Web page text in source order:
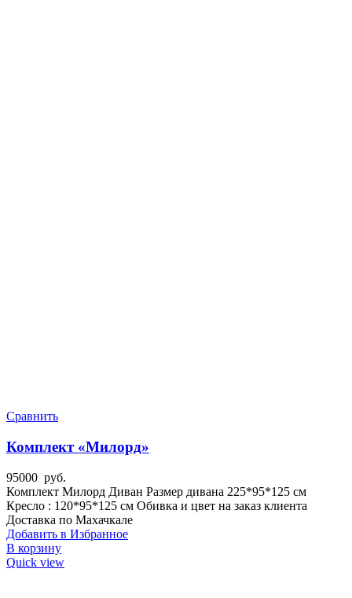
Сравнить
Комплект «Милорд»
95000 руб.
Комплект Милорд Диван Размер дивана 225*95*125 см
Кресло : 120*95*125 см Обивка и цвет на заказ клиента
Доставка по Махачкале
Добавить в Избранное
В корзину
Quick view